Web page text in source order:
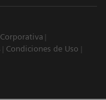
Condiciones de Uso